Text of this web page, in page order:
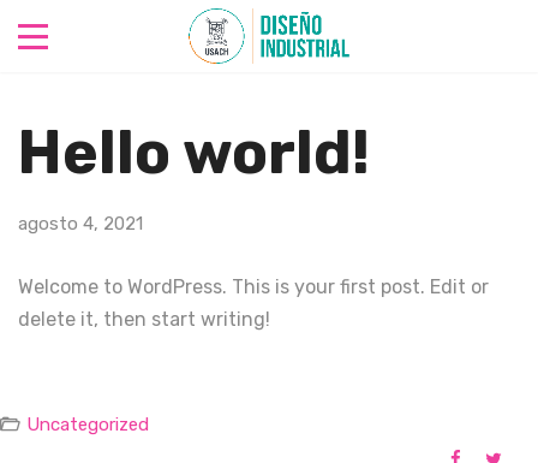
Hello world!
agosto 4, 2021
Welcome to WordPress. This is your first post. Edit or
delete it, then start writing!
Uncategorized